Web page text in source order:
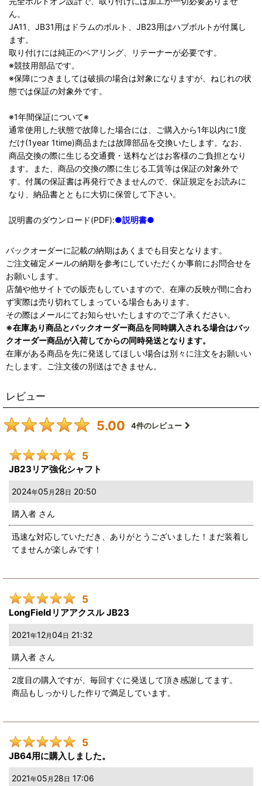
ん。
JA11、JB31用はドラムのボルト、JB23用はハブボルトが付属し
ます。
取り付けには純正のベアリング、リテーナーが必要です。
※競技用部品です。
※保障につきましては破損の場合は対象になりますが、ねじれの状
態では保証の対象外です。
※1年間保証について※
通常使用した状態で故障した場合には、ご購入から1年以内に1度
だけ(1year 1time)商品または故障部品を交換いたします。なお、
商品交換の際に生じる交通費・送料などはお客様のご負担となり
ます。また、商品の交換の際に生じる工賃等は保証の対象外で
す。付属の保証書は再発行できませんので、保証規定をお読みに
なり、納品書とともに大切に保管して下さい。
説明書のダウンロード(PDF):●説明書●
バックオーダーに記載の納期はあくまでも目安となります。
ご注文確定メールの納期を参考にしていただくか事前にお問合せを
お願いします。
店舗や他サイトでの販売もしていますので、在庫の反映が間に合わ
ず実際は売り切れてしまっている場合もあります。
その際はメールにてお知らせいたしますのでご了承ください。
※在庫あり商品とバックオーダー商品を同時購入される場合はバッ
クオーダー商品が入荷してからの同時発送となります。
在庫がある商品を先に発送してほしい場合は別々に注文をお願いい
たします。ご注文後の別送はできません。
レビュー
5.00 4件のレビュー
5
JB23リア強化シャフト
2024年05 月 28日 20:50
購入者 さん
迅速な対応していただき、ありがとうございました！まだ装着し
てませんが楽しみです！
5
LongFieldリアアクスル JB23
2021年12月04日 21:32
購入者 さん
2度目の購入ですが、毎回すぐに発送して頂き感謝してます。
商品もしっかりした作りで満足しています。
5
JB64用に購入しました。
2021年05 月 28日 17:06